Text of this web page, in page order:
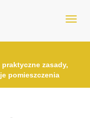
zasady,
pomieszczenia